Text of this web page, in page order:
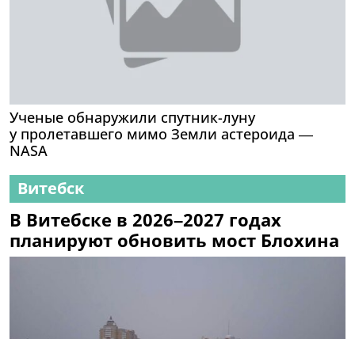
Ученые обнаружили спутник-луну
у пролетавшего мимо Земли астероида —
NASA
Витебск
В Витебске в 2026–2027 годах
планируют обновить мост Блохина